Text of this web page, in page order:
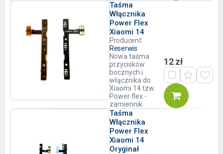
Taśma
Włącznika
Power Flex
Xiaomi 14
Producent:
Reserwis
Nowa taśma
przycisków
bocznych i
włącznika do
Xiaomi 14 tzw.
Power flex -
zamiennik
12 zł
Taśma
Włącznika
Power Flex
Xiaomi 14
Oryginał